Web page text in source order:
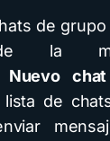
de
la
Nuevo chat
de